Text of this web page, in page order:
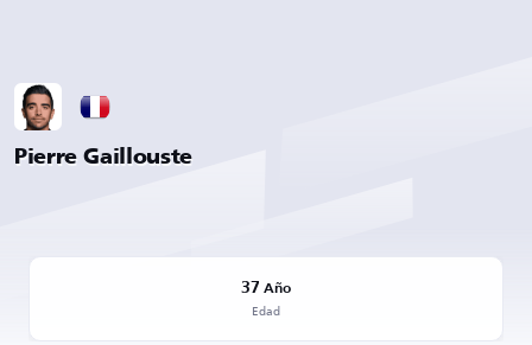
Pierre Gaillouste
37 Año
Edad